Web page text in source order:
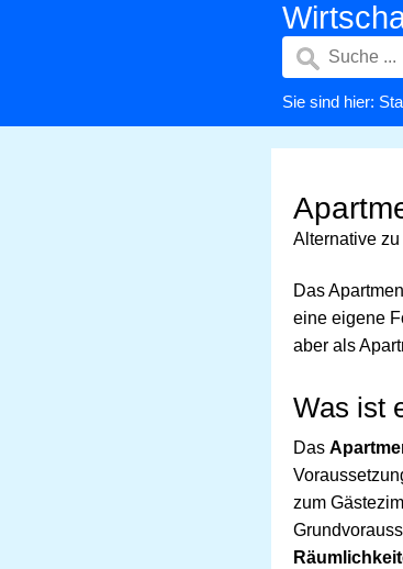
Sie sind hier:
Alternative
Das
eine eigene
aber als
Was ist
Das
zum